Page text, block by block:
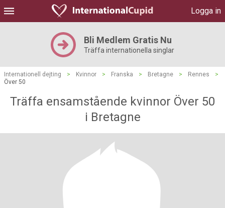
Logga in
Bli Medlem Gratis Nu
Träffa internationella singlar
Internationell dejting > Kvinnor > Franska > Bretagne > Rennes
>
Över 50
Träffa ensamstående kvinnor Över 50
i Bretagne